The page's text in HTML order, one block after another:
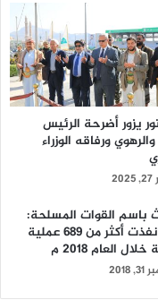
يزور أضرحة الرئيس
ورفاقه الوزراء
باسم القوات المسلحة:
قواتنا نفذت أكثر من 689 عملية
العام 2018 م